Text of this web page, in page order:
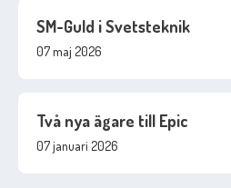
SM-Guld i Svetsteknik
07 maj 2026
Två nya ägare till Epic
07 januari 2026